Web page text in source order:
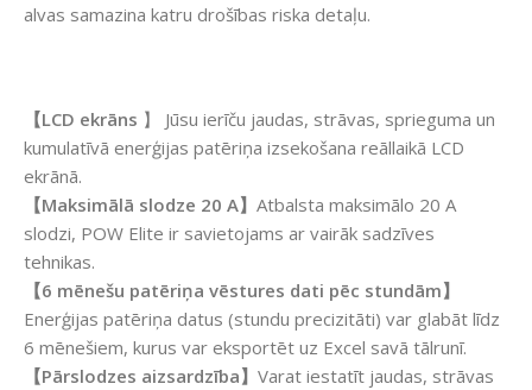
alvas samazina katru drošības riska detaļu.
【LCD ekrāns 】 Jūsu ierīču jaudas, strāvas, sprieguma un
kumulatīvā enerģijas patēriņa izsekošana reāllaikā LCD
ekrānā.
【Maksimālā slodze 20 A】 Atbalsta maksimālo 20 A
slodzi, POW Elite ir savietojams ar vairāk sadzīves
tehnikas.
【6 mēnešu patēriņa vēstures dati pēc stundām】
Enerģijas patēriņa datus (stundu precizitāti) var glabāt līdz
6 mēnešiem, kurus var eksportēt uz Excel savā tālrunī.
【Pārslodzes aizsardzība】 Varat iestatīt jaudas, strāvas